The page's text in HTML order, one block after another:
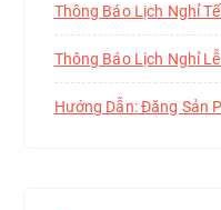
Thông Báo Lịch Nghỉ
Thông Báo Lịch Nghỉ
Hướng Dẫn: Đăng Sản